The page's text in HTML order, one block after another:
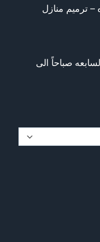
– ترميم منازل
صباحاً الى